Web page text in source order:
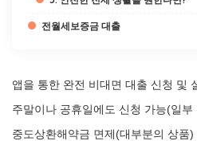
전월세보증금 대출
앱을 통한 완전 비대면 대출 신청 및
주말이나 공휴일에도 신청 가능(일부
중도상환해약금 면제(대부분의 상품)